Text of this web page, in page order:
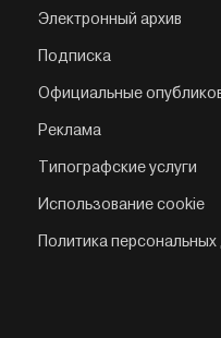
Электронный архив
Подписка
Официальные
Реклама
Типографские услуги
Использование cookie
Политика